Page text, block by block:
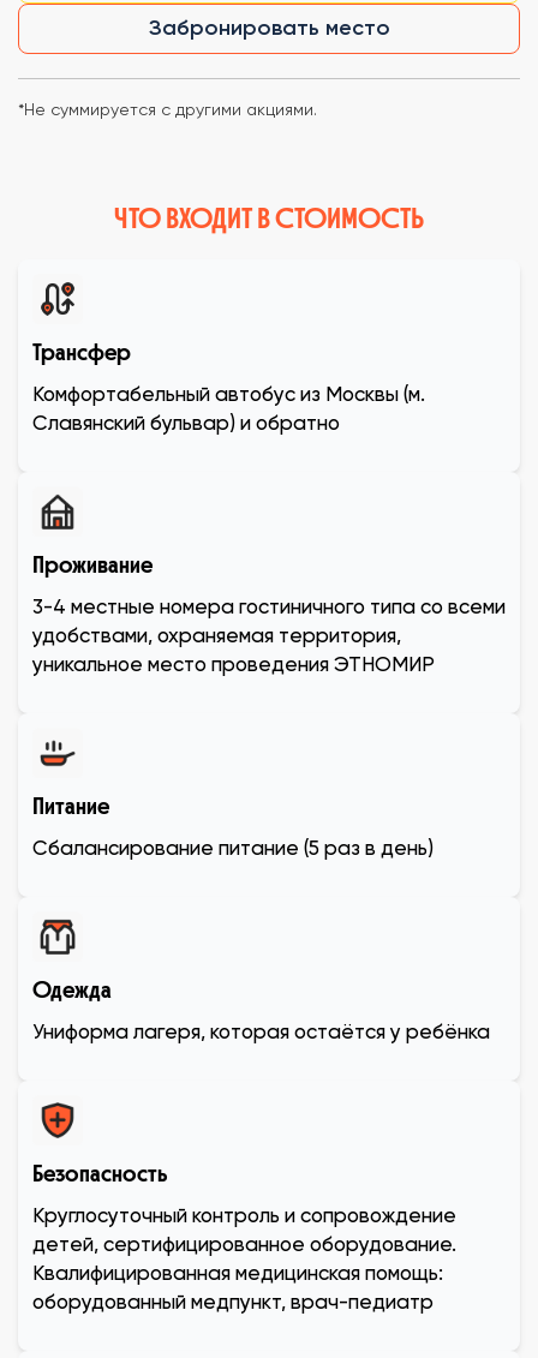
Забронировать место
*Не суммируется с другими акциями.
ЧТО ВХОДИТ В СТОИМОСТЬ
Трансфер
Комфортабельный автобус из Москвы (м.
Славянский бульвар) и обратно
Проживание
3-4 местные номера гостиничного типа со всеми
удобствами, охраняемая территория,
уникальное место проведения ЭТНОМИР
Питание
Сбалансирование питание (5 раз в день)
Одежда
Униформа лагеря, которая остаётся у ребёнка
Безопасность
Круглосуточный контроль и сопровождение
детей, сертифицированное оборудование.
Квалифицированная медицинская помощь:
оборудованный медпункт, врач-педиатр